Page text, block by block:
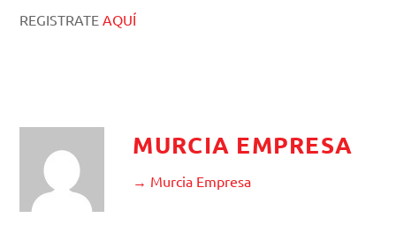
REGISTRATEAQUÍ
MURCIA EMPRESA
→ Murcia Empresa